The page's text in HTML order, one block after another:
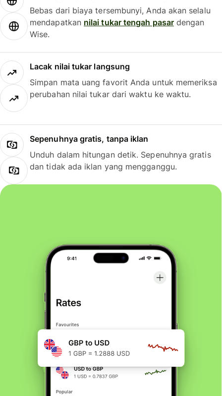
Bebas dari biaya tersembunyi, Anda akan selalu
mendapatkan nilai tukar tengah pasardengan
Wise.
Lacak nilai tukar langsung
Simpan mata uang favorit Anda untuk memeriksa
perubahan nilai tukar dari waktu ke waktu.
Sepenuhnya gratis, tanpa iklan
Unduh dalam hitungan detik. Sepenuhnya gratis
dan tidak ada iklan yang mengganggu.